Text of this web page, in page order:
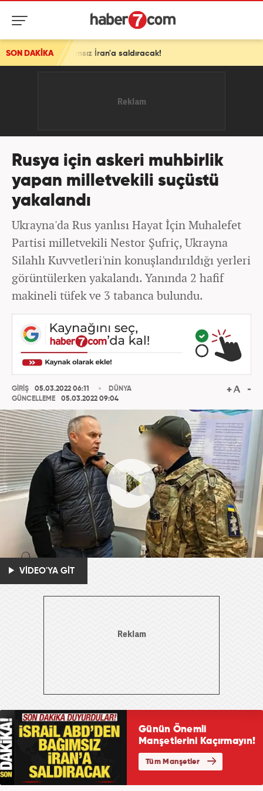
SON DAKİKA
İran'a saldıracak!
Rusya için askeri muhbirlik
yapan milletvekili suçüstü
yakalandı
Ukrayna'da Rus yanlısı Hayat İçin Muhalefet
Partisi milletvekili Nestor Şufriç, Ukrayna
Silahlı Kuvvetleri'nin konuşlandırıldığı yerleri
görüntülerken yakalandı. Yanında 2 hafif
makineli tüfek ve 3 tabanca bulundu.
GİRİŞ
05.03.2022 06:11
GÜNCELLEME
05.03.2022 09:04
DÜNYA
VİDEO'YA GİT